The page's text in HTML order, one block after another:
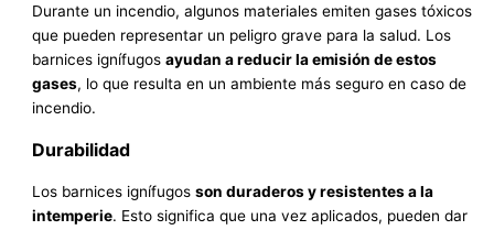
Durante un incendio, algunos materiales emiten gases tóxicos
que pueden representar un peligro grave para la salud. Los
barnices ignífugosayudan a reducir la emisión de estos
gases, lo que resulta en un ambiente más seguro en caso de
incendio.
Durabilidad
Los barnices ignífugosson duraderos y resistentes a la
intemperie. Esto significa que una vez aplicados, pueden dar